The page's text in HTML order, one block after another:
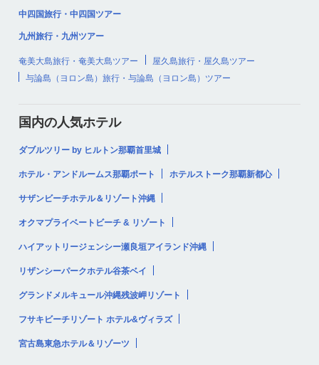
中四国旅行・中四国ツアー
九州旅行・九州ツアー
奄美大島旅行・奄美大島ツアー
屋久島旅行・屋久島ツアー
与論島（ヨロン島）旅行・与論島（ヨロン島）ツアー
国内の人気ホテル
ダブルツリー by ヒルトン那覇首里城
ホテル・アンドルームス那覇ポート ホテルストーク那覇新都心
サザンビーチホテル＆リゾート沖縄
オクマプライベートビーチ & リゾート
ハイアットリージェンシー瀬良垣アイランド沖縄
リザンシーパークホテル谷茶ベイ
グランドメルキュール沖縄残波岬リゾート
フサキビーチリゾート ホテル&ヴィラズ
宮古島東急ホテル＆リゾーツ